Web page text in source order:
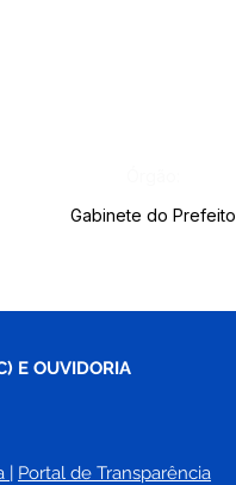
Gabinete do Prefeito
E OUVIDORIA
| Portal de Transparência